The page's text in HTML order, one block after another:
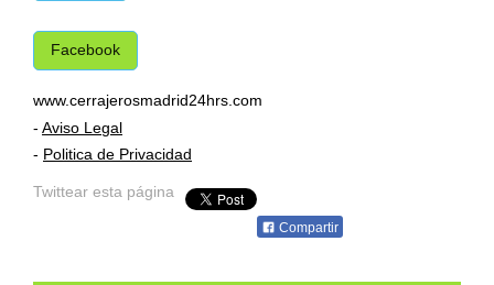
Facebook
www.cerrajerosmadrid24hrs.com
- Aviso Legal
- Politica de Privacidad
Twittear esta página
Compartir